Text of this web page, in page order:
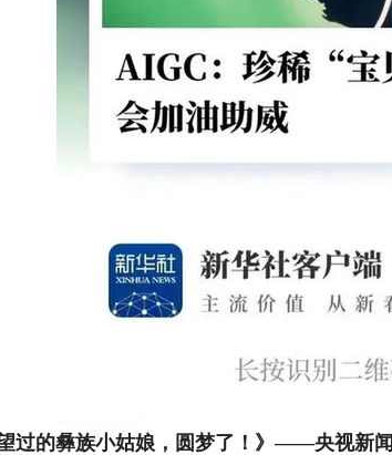
望过的彝族小姑娘，圆梦了！》——央视新闻